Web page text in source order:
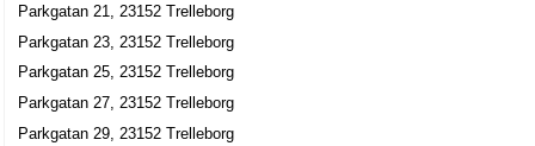
Parkgatan 21, 23152 Trelleborg
Parkgatan 23, 23152 Trelleborg
Parkgatan 25, 23152 Trelleborg
Parkgatan 27, 23152 Trelleborg
Parkgatan 29, 23152 Trelleborg